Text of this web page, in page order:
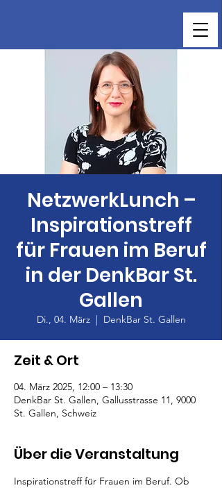
NetzwerkLunch –
Inspirationstreff
für Frauen im Beruf
in der DenkBar St.
Gallen
Di., 04. März
  |
DenkBar St. Gallen
Zeit & Ort
04. März 2025, 12:00 – 13:30
DenkBar St. Gallen, Gallusstrasse 11, 9000
St. Gallen, Schweiz
Über die Veranstaltung
Inspirationstreff für Frauen im Beruf. Ob